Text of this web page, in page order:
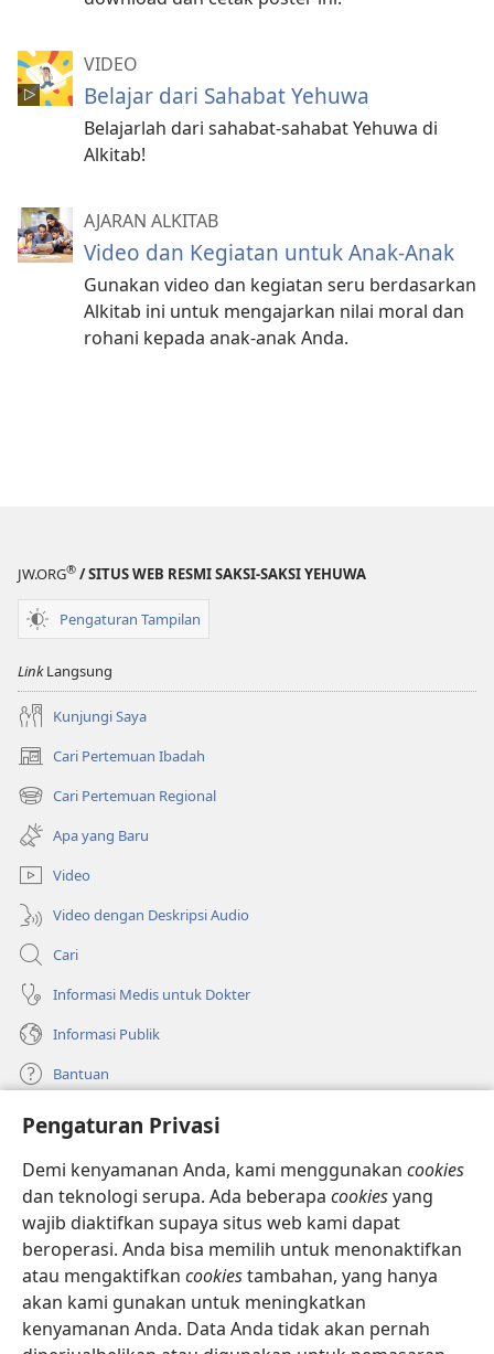
Pengaturan Privasi
Demi kenyamanan Anda, kami menggunakan cookies
dan teknologi serupa. Ada beberapa cookiesyang
wajib diaktifkan supaya situs web kami dapat
beroperasi. Anda bisa memilih untuk menonaktifkan
atau mengaktifkan cookiestambahan, yang hanya
akan kami gunakan untuk meningkatkan
kenyamanan Anda. Data Anda tidak akan pernah
VIDEO
Belajar dari Sahabat Yehuwa
Belajarlah dari sahabat-sahabat Yehuwa di
Alkitab!
AJARAN ALKITAB
Video dan Kegiatan untuk Anak-Anak
Gunakan video dan kegiatan seru berdasarkan
Alkitab ini untuk mengajarkan nilai moral dan
rohani kepada anak-anak Anda.
JW.ORG® / SITUS WEB RESMI SAKSI-SAKSI YEHUWA
Pengaturan Tampilan
LinkLangsung
Kunjungi Saya
Cari Pertemuan Ibadah
(terbuka
di
window
baru)
Cari Pertemuan Regional
(terbuka
di
window
baru)
Apa yang Baru
Video
Video dengan Deskripsi Audio
Cari
Informasi Medis untuk Dokter
Informasi Publik
Bantuan
Sumbangan
(terbuka
di
window
baru)
PERPUSTAKAAN ONLINE Menara Pengawal
(terbuka
di
window
®
(terbuka
di
window
baru)
JW Library ®
Watchtower Library